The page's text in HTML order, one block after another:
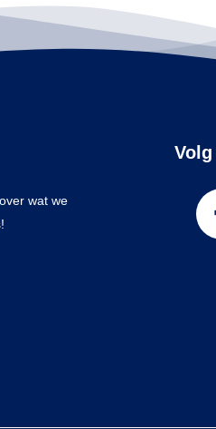
wat we